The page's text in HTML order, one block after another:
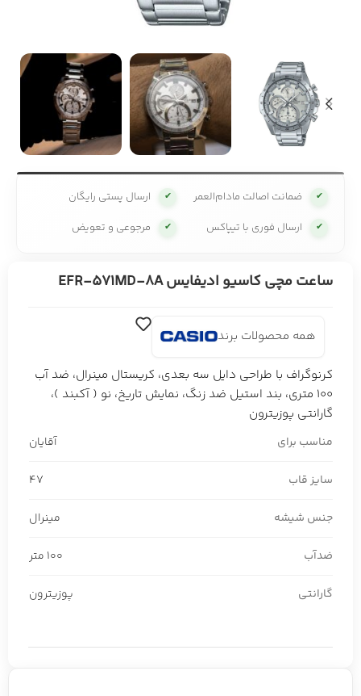
✔ ضمانت اصالت مادام‌العمر ✔ ارسال پستی رایگان
✔ ارسال فوری با تیپاکس ✔ مرجوعی و تعویض
ساعت مچی کاسیو ادیفایس EFR-571MD-8A
همه محصولات برند
کرنوگراف با طراحی دایل سه بعدی، کریستال مینرال، ضد آب
100 متری، بند استیل ضد زنگ، نمایش تاریخ، نو ( آکبند )،
گارانتی پوزیترون
مناسب برای آقایان
سایز قاب 47
جنس شیشه مینرال
ضدآب 100 متر
گارانتی پوزیترون